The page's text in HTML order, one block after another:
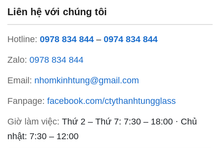
Liên hệ với chúng tôi
Hotline: 0978 834 844 – 0974 834 844
Zalo: 0978 834 844
Email: nhomkinhtung@gmail.com
Fanpage: facebook.com/ctythanhtungglass
Giờ làm việc: Thứ 2 – Thứ 7: 7:30 – 18:00 · Chủ
nhật: 7:30 – 12:00